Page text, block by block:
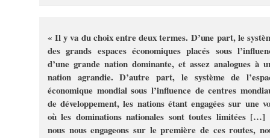
« Il y va du choix entre deux termes. D’une part, le
des grands espaces économiques placés sous
d’une grande nation dominante, et assez analogues à
nation agrandie. D’autre part, le système de
économique mondial sous l’influence de centres
de développement, les nations étant engagées sur une
où les dominations nationales sont toutes limitées […]
nous nous engageons sur le première de ces routes,